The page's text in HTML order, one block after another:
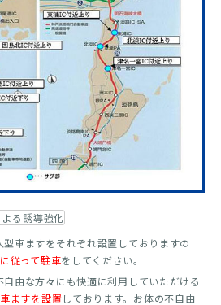
る誘導強化
型車ますをそれぞれ設置しておりますの
従って駐車をしてください。
自由な方々にも快適に利用していただける
ますを設置 しております。お体の不自由